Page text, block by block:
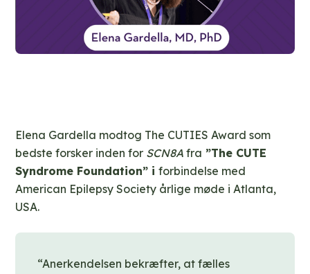
Elena Gardella modtog The CUTIES Award som
bedste forsker inden for SCN8A fra ”The CUTE
Syndrome Foundation” iforbindelse med
American Epilepsy Society årlige møde i Atlanta,
USA.
“Anerkendelsen bekræfter, at fælles